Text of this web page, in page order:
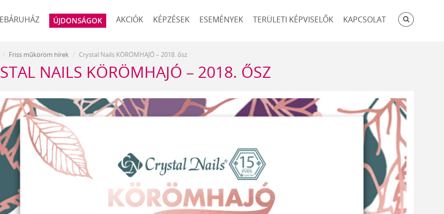
ÚJDONSÁGOK AKCIÓK KÉPZÉSEK ESEMÉNYEK TERÜLETI KÉPVISELŐK KAPCSOLAT
Friss műköröm hírek Crystal Nails KÖRÖMHAJÓ – 2018. ősz
NAILS KÖRÖMHAJÓ – 2018. ŐSZ